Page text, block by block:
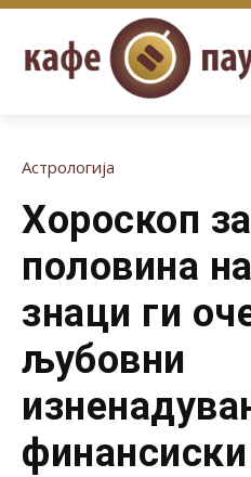
Астрологија
Хороскоп
половина
знаци ги
љубовни